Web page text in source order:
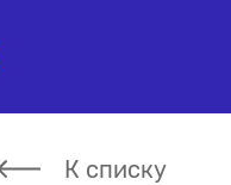
К списку